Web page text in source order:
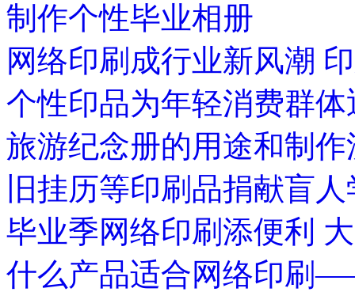
制作个性毕业相册
网络印刷成行业新风潮
个性印品为年轻消费群
旅游纪念册的用途和制作
旧挂历等印刷品捐献盲
毕业季网络印刷添便利
什么产品适合网络印刷